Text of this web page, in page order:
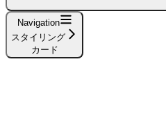
Navigation
スタイリング
カード